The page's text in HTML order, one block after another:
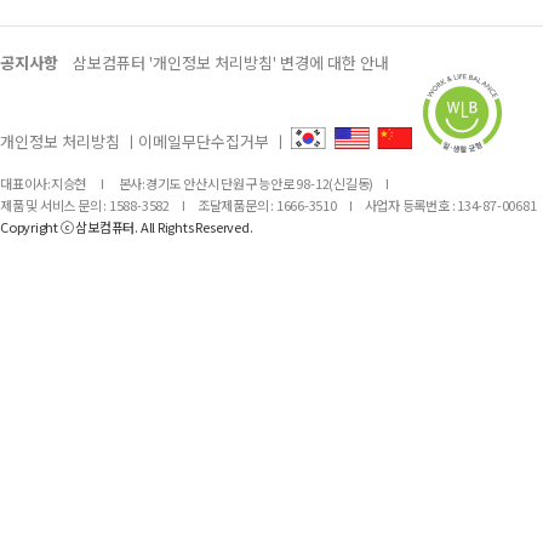
공지사항 삼보컴퓨터 '개인정보 처리방침' 변경에 대한 안내
개인정보 처리방침 ㅣ 이메일무단수집거부 ㅣ
대표이사:지승현 I 본사:경기도 안산시 단원구 능안로 98-12(신길동)
I
제품 및 서비스 문의 : 1588-3582
I 조달제품문의 : 1666-3510 I
사업자 등록번호 : 134-87-00681
Copyright ⓒ 삼보컴퓨터. All Rights Reserved.